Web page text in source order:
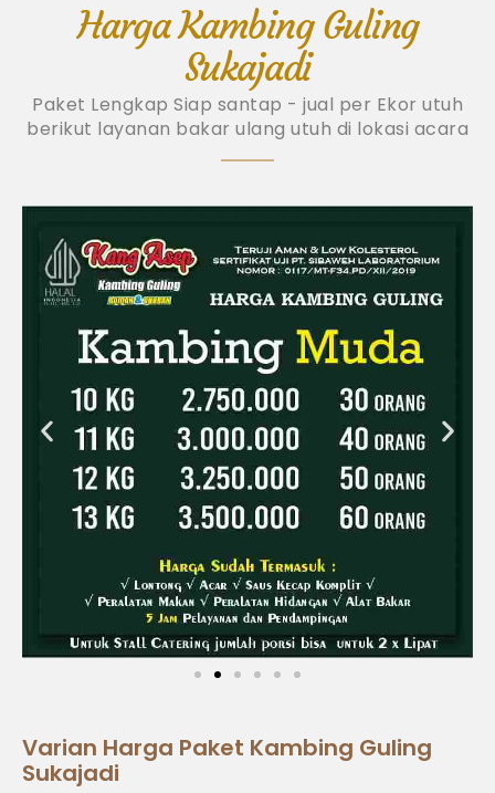
Harga Kambing Guling
Sukajadi
Paket Lengkap Siap santap - jual per Ekor utuh
berikut layanan bakar ulang utuh di lokasi acara
Varian Harga Paket Kambing Guling
Sukajadi